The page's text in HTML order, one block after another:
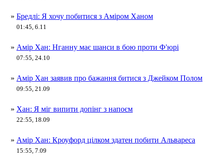
» Бредлі: Я хочу побитися з Аміром Ханом
01:45, 6.11
» Амір Хан: Нганну має шанси в бою проти Ф'юрі
07:55, 24.10
» Амір Хан заявив про бажання битися з Джейком Полом
09:55, 21.09
» Хан: Я міг випити допінг з напоєм
22:55, 18.09
» Амір Хан: Кроуфорд цілком здатен побити Альвареса
15:55, 7.09